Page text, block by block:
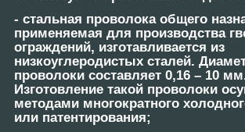
- стальная проволокаобщего
применяемая для производства
ограждений, изготавливается из
низкоуглеродистых сталей.
проволоки составляет 0,16 – 10
Изготовление такой проволоки
методами многократного
или патентирования;